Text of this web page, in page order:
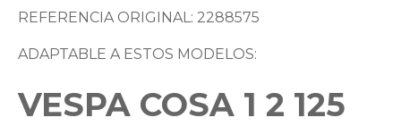
REFERENCIA ORIGINAL: 2288575
ADAPTABLE A ESTOS MODELOS:
VESPA COSA 1 2 125